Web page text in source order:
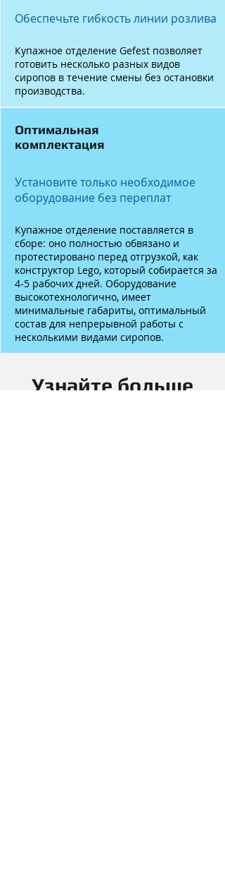
Обеспечьте гибкость линии розлива
Купажное отделение Gefest позволяет
готовить несколько разных видов
сиропов в течение смены без остановки
производства.
Оптимальная
комплектация
Установите только необходимое
оборудование без переплат
Купажное отделение поставляется в
сборе: оно полностью обвязано и
протестировано перед отгрузкой, как
конструктор Lego, который собирается за
4-5 рабочих дней. Оборудование
высокотехнологично, имеет
минимальные габариты, оптимальный
состав для непрерывной работы с
несколькими видами сиропов.
Узнайте больше